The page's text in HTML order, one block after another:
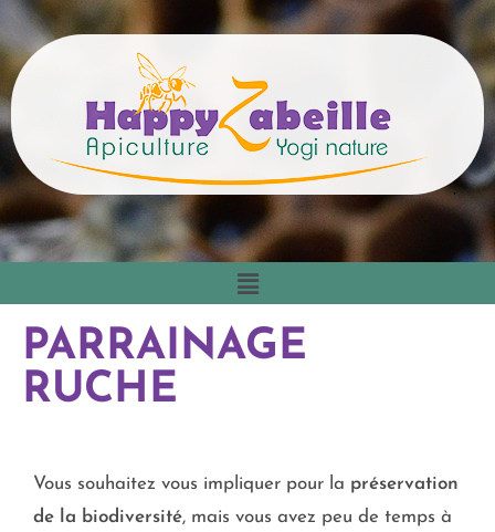
PARRAINAGE
RUCHE
Vous souhaitez vous impliquer pour la préservation
de la biodiversité, mais vous avez peu de temps à